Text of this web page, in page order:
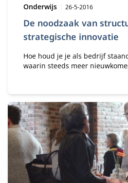
De noodzaak van
strategische innovatie
Type:
Onderwijs Publicatiedatum:
26-5-2016
Hoe houd je je als bedrijf
waarin steeds meer